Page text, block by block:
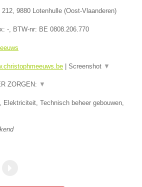
212 9880 Lotenhulle (Oost-Vlaanderen)
- , BTW-nr: BE 0808.206.770
| Screenshot ▼
ZORGEN: ▼
Elektriciteit, Technisch beheer gebouwen,